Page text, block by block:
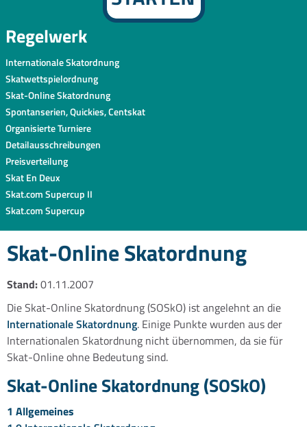
Regelwerk
Internationale Skatordnung
Skatwettspielordnung
Skat-Online Skatordnung
Spontanserien, Quickies, Centskat
Organisierte Turniere
Detailausschreibungen
Preisverteilung
Skat En Deux
Skat.com Supercup II
Skat.com Supercup
Skat-Online Skatordnung
Stand:01.11.2007
Die Skat-Online Skatordnung (SOSkO) ist angelehnt an die
Internationale Skatordnung. Einige Punkte wurden aus der
Internationalen Skatordnung nicht übernommen, da sie für
Skat-Online ohne Bedeutung sind.
Skat-Online Skatordnung (SOSkO)
1 Allgemeines